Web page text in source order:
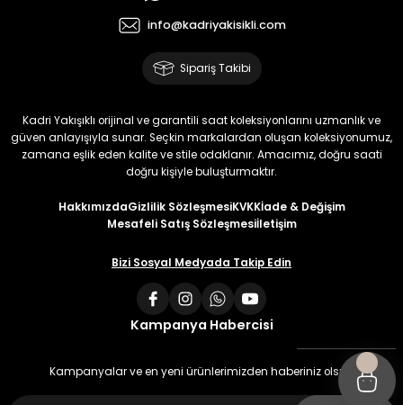
info@kadriyakisikli.com
Sipariş Takibi
Kadri Yakışıklı orijinal ve garantili saat koleksiyonlarını uzmanlık ve
güven anlayışıyla sunar. Seçkin markalardan oluşan koleksiyonumuz,
zamana eşlik eden kalite ve stile odaklanır. Amacımız, doğru saati
doğru kişiyle buluşturmaktır.
HakkımızdaGizlilik SözleşmesiKVKKİade & Değişim
Mesafeli Satış Sözleşmesiİletişim
Bizi Sosyal Medyada Takip Edin
Kampanya Habercisi
Kampanyalar ve en yeni ürünlerimizden haberiniz olsun